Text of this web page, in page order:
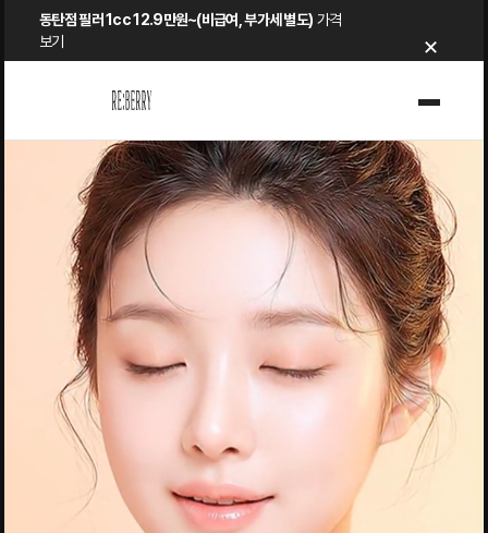
동탄점 필러 1cc 12.9만원~(비급여, 부가세 별도) 가격
보기
×